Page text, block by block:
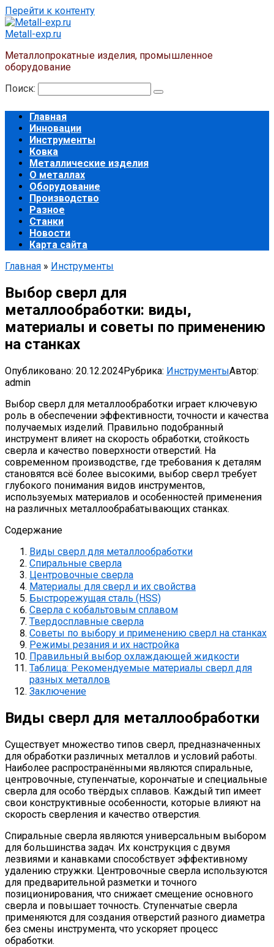
Перейти к контенту
Metall-exp.ru
Металлопрокатные изделия, промышленное
оборудование
Поиск:
Главная
Инновации
Инструменты
Ковка
Металлические изделия
О металлах
Оборудование
Производство
Разное
Станки
Новости
Карта сайта
Главная » Инструменты
Выбор сверл для
металлообработки: виды,
материалы и советы по применению
на станках
Опубликовано: 20.12.2024Рубрика: ИнструментыАвтор:
admin
Выбор сверл для металлообработки играет ключевую
роль в обеспечении эффективности, точности и качества
получаемых изделий. Правильно подобранный
инструмент влияет на скорость обработки, стойкость
сверла и качество поверхности отверстий. На
современном производстве, где требования к деталям
становятся всё более высокими, выбор сверл требует
глубокого понимания видов инструментов,
используемых материалов и особенностей применения
на различных металлообрабатывающих станках.
Содержание
Виды сверл для металлообработки
Спиральные сверла
Центровочные сверла
Материалы для сверл и их свойства
Быстрорежущая сталь (HSS)
Сверла с кобальтовым сплавом
Твердосплавные сверла
Советы по выбору и применению сверл на станках
Режимы резания и их настройка
Правильный выбор охлаждающей жидкости
Таблица: Рекомендуемые материалы сверл для
разных металлов
Заключение
Виды сверл для металлообработки
Существует множество типов сверл, предназначенных
для обработки различных металлов и условий работы.
Наиболее распространёнными являются спиральные,
центровочные, ступенчатые, корончатые и специальные
сверла для особо твёрдых сплавов. Каждый тип имеет
свои конструктивные особенности, которые влияют на
скорость сверления и качество отверстия.
Спиральные сверла являются универсальным выбором
для большинства задач. Их конструкция с двумя
лезвиями и канавками способствует эффективному
удалению стружки. Центровочные сверла используются
для предварительной разметки и точного
позиционирования, что снижает смещение основного
сверла и повышает точность. Ступенчатые сверла
применяются для создания отверстий разного диаметра
без смены инструмента, что ускоряет процесс
обработки.